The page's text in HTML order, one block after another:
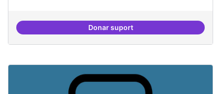
Donar suportRevisió interna del Model de